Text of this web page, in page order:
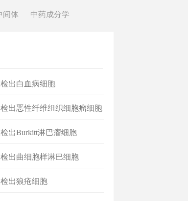
间体 中药成分学
出白血病细胞
出恶性纤维组织细胞瘤细胞
出Burkitt淋巴瘤细胞
出曲细胞样淋巴细胞
出狼疮细胞